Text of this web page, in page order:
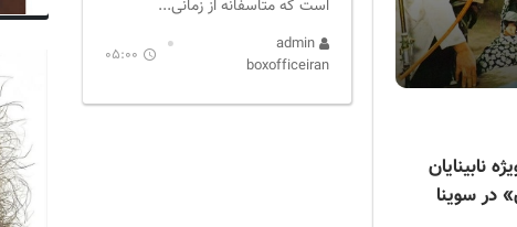
نابینایان
در سوینا
است که متاسفانه از زمانی...
admin
boxofficeiran
05:00